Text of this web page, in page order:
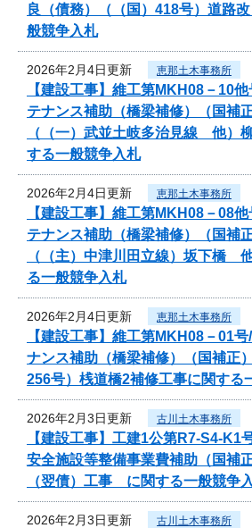
良（債務）（（国）418号）道路
般競争入札
2026年2月4日更新 恵那土木事務所
【建設工事】維工第MKH08－10
テナンス補助（橋梁補修）（国補
（（一）武並土岐多治見線 他）
する一般競争入札
2026年2月4日更新 恵那土木事務所
【建設工事】維工第MKH08－08
テナンス補助（橋梁補修）（国補
（（主）中津川田立線）坂下橋
る一般競争入札
2026年2月4日更新 恵那土木事務所
【建設工事】維工第MKH08－01
ナンス補助（橋梁補修）（国補正
256号）桟道橋2補修工事に関する
2026年2月3日更新 古川土木事務所
【建設工事】工建1公第R7-S4-
安全施設等整備事業費補助（国補
（翌債）工事 に関する一般競争
2026年2月3日更新 古川土木事務所